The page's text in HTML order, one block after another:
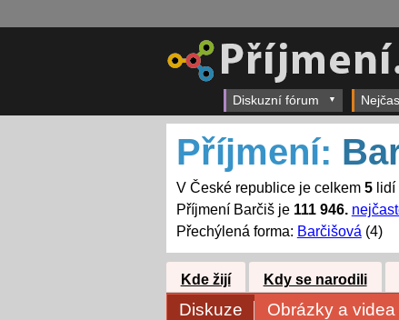
Diskuzní fórum
Příjmení:
V České republice je celkem 5lidí
Příjmení Barčiš je 111 946.
Přechýlená forma: Barčišová (4)
Kde žijí Kdy se narodili
Diskuze
Obrázky a videa